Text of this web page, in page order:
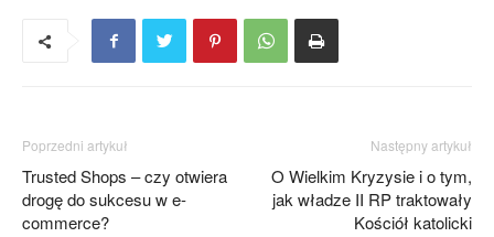
Poprzedni artykuł
Trusted Shops – czy otwiera
drogę do sukcesu w e-
commerce?
Następny artykuł
O Wielkim Kryzysie i o tym,
jak władze II RP traktowały
Kościół katolicki